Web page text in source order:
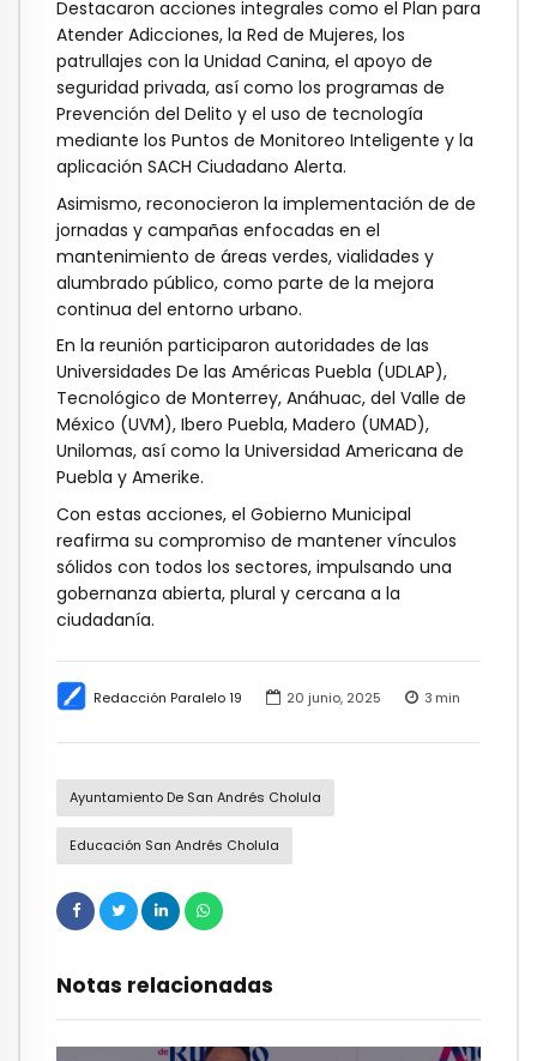
Redacción Paralelo 19 20 junio, 2025 3 min
Ayuntamiento De San Andrés Cholula
Educación San Andrés Cholula
Notas relacionadas
Destacaron acciones integrales como el Plan para
Atender Adicciones, la Red de Mujeres, los
patrullajes con la Unidad Canina, el apoyo de
seguridad privada, así como los programas de
Prevención del Delito y el uso de tecnología
mediante los Puntos de Monitoreo Inteligente y la
aplicación SACH Ciudadano Alerta.
Asimismo, reconocieron la implementación de de
jornadas y campañas enfocadas en el
mantenimiento de áreas verdes, vialidades y
alumbrado público, como parte de la mejora
continua del entorno urbano.
En la reunión participaron autoridades de las
Universidades De las Américas Puebla (UDLAP),
Tecnológico de Monterrey, Anáhuac, del Valle de
México (UVM), Ibero Puebla, Madero (UMAD),
Unilomas, así como la Universidad Americana de
Puebla y Amerike.
Con estas acciones, el Gobierno Municipal
reafirma su compromiso de mantener vínculos
sólidos con todos los sectores, impulsando una
gobernanza abierta, plural y cercana a la
ciudadanía.